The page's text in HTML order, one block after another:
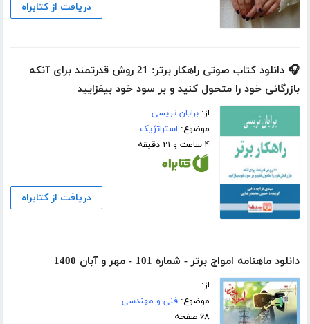
دریافت از کتابراه
🎧 دانلود کتاب صوتی راهکار برتر: 21 روش قدرتمند برای آنکه
بازرگانی خود را متحول کنید و بر سود خود بیفزایید
از:برایان تریسی
موضوع: استراتژیک
۴ ساعت و ۲۱ دقیقه
دریافت از کتابراه
دانلود ماهنامه امواج برتر - شماره 101 - مهر و آبان 1400
از: ...
موضوع:فنی و مهندسی
۶۸ صفحه